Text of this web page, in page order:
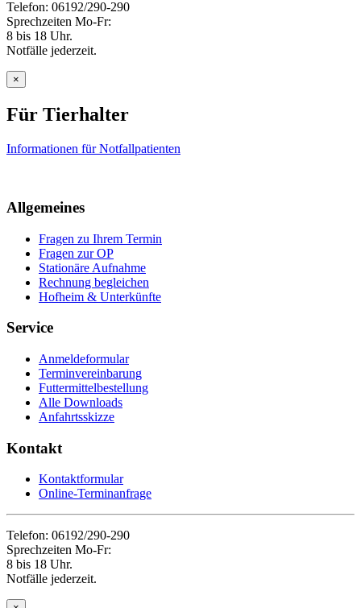
Telefon: 06192/290-290
Sprechzeiten Mo-Fr:
8 bis 18 Uhr.
Notfälle jederzeit.
×
Für Tierhalter
Informationen für Notfallpatienten
Allgemeines
Fragen zu Ihrem Termin
Fragen zur OP
Stationäre Aufnahme
Rechnung begleichen
Hofheim & Unterkünfte
Service
Anmeldeformular
Terminvereinbarung
Futtermittelbestellung
Alle Downloads
Anfahrtsskizze
Kontakt
Kontaktformular
Online-Terminanfrage
Telefon: 06192/290-290
Sprechzeiten Mo-Fr:
8 bis 18 Uhr.
Notfälle jederzeit.